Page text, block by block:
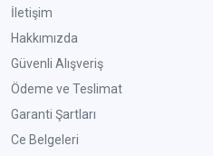
İletişim
Hakkımızda
Güvenli Alışveriş
Ödeme ve Teslimat
Garanti Şartları
Ce Belgeleri